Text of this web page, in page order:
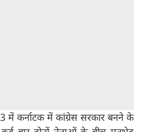
में कर्नाटक में कांग्रेस सरकार बनने के